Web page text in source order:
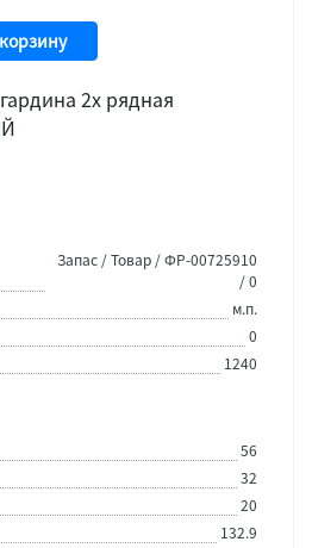
2х рядная
Запас / Товар / ФР-00725910
/ 0
м.п.
0
1240
56
32
20
132.9